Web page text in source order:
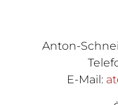
Anton-
E-Mail: